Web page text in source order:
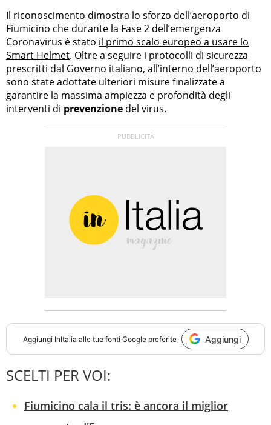
Il riconoscimento dimostra lo sforzo dell’aeroporto di
Fiumicino che durante la Fase 2 dell’emergenza
Coronavirus è stato il primo scalo europeo a usare lo
Smart Helmet. Oltre a seguire i protocolli di sicurezza
prescritti dal Governo italiano, all’interno dell’aeroporto
sono state adottate ulteriori misure finalizzate a
garantire la massima ampiezza e profondità degli
interventi di prevenzione del virus.
Aggiungi InItalia alle tue fonti Google preferite Aggiungi
SCELTI PER VOI:
Fiumicino cala il tris: è ancora il miglior